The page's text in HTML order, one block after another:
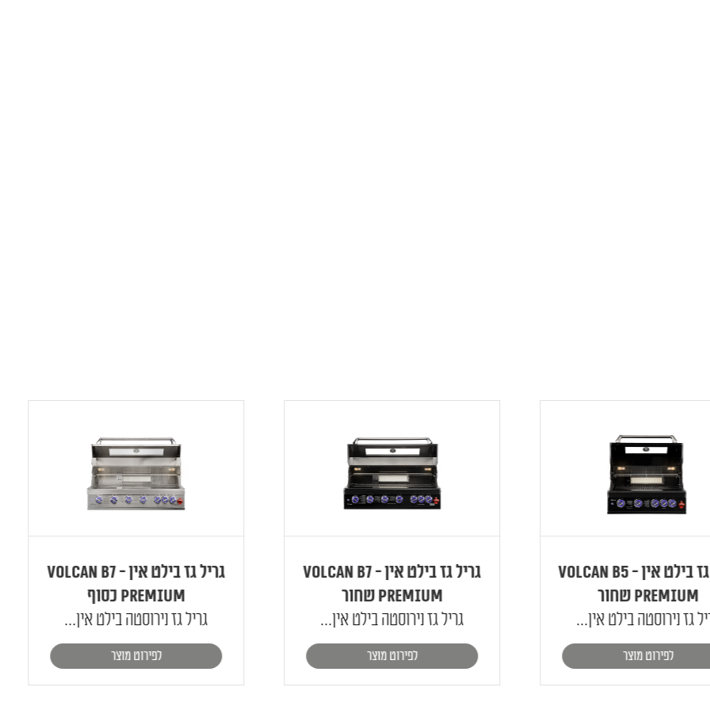
גריל גז בילט אין - Volcan B5
Premium שחור
גז נירוסטה בילט אין...
לפירוט מוצר
גריל גז בילט אין - Volcan B7
Premium שחור
גריל גז נירוסטה בילט אין...
לפירוט מוצר
גריל גז בילט אין - Volcan B7
Premium כסוף
גריל גז נירוסטה בילט אין...
לפירוט מוצר